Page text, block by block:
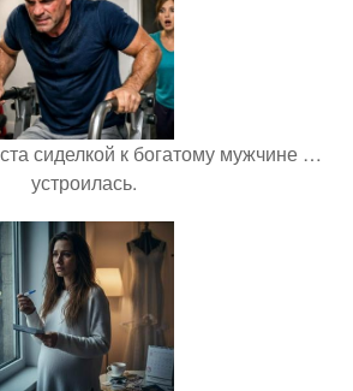
сиделкой к богатому мужчине …
устроилась.